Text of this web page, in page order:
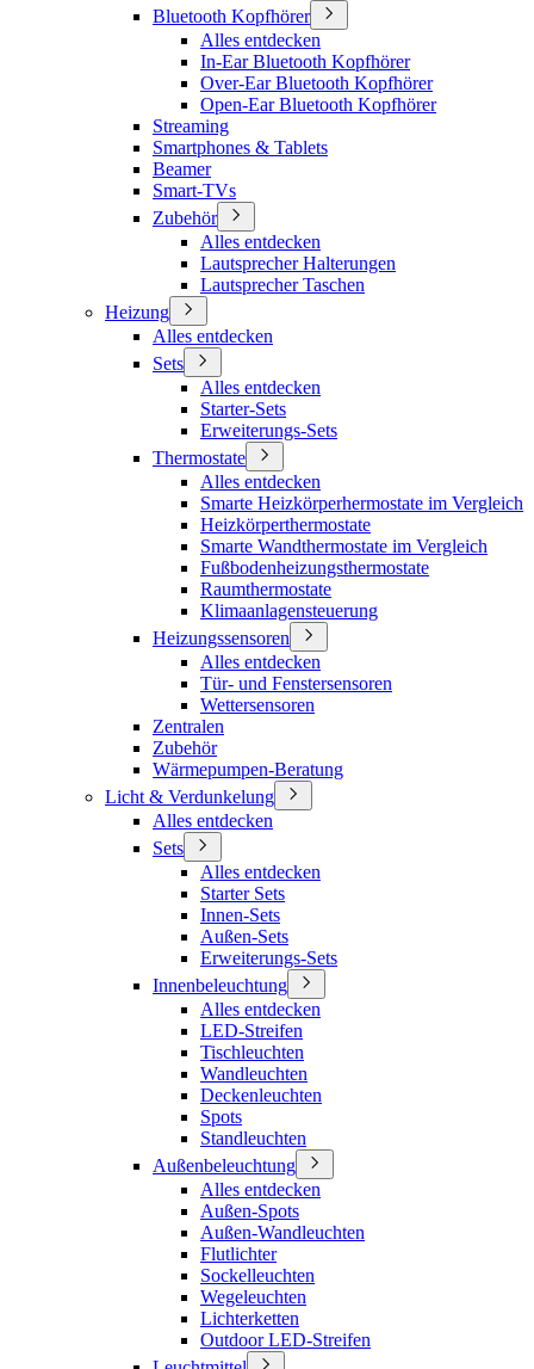
Bluetooth Kopfhörer
Alles entdecken
In-Ear Bluetooth Kopfhörer
Over-Ear Bluetooth Kopfhörer
Open-Ear Bluetooth Kopfhörer
Streaming
Smartphones & Tablets
Beamer
Smart-TVs
Zubehör
Alles entdecken
Lautsprecher Halterungen
Lautsprecher Taschen
Heizung
Alles entdecken
Sets
Alles entdecken
Starter-Sets
Erweiterungs-Sets
Thermostate
Alles entdecken
Smarte Heizkörperhermostate im Vergleich
Heizkörperthermostate
Smarte Wandthermostate im Vergleich
Fußbodenheizungsthermostate
Raumthermostate
Klimaanlagensteuerung
Heizungssensoren
Alles entdecken
Tür- und Fenstersensoren
Wettersensoren
Zentralen
Zubehör
Wärmepumpen-Beratung
Licht & Verdunkelung
Alles entdecken
Sets
Alles entdecken
Starter Sets
Innen-Sets
Außen-Sets
Erweiterungs-Sets
Innenbeleuchtung
Alles entdecken
LED-Streifen
Tischleuchten
Wandleuchten
Deckenleuchten
Spots
Standleuchten
Außenbeleuchtung
Alles entdecken
Außen-Spots
Außen-Wandleuchten
Flutlichter
Sockelleuchten
Wegeleuchten
Lichterketten
Outdoor LED-Streifen